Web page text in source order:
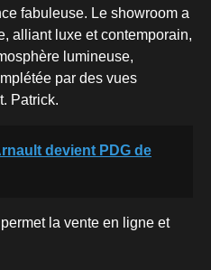
fabuleuse. Le showroom a
alliant luxe et contemporain,
lumineuse,
par des vues
Patrick.
devient PDG de
la vente en ligne et